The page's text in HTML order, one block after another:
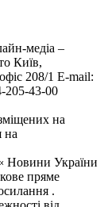
медіа –
Київ,
208/1 E-mail:
205-43-00
на
на
« Новини України
пряме
.